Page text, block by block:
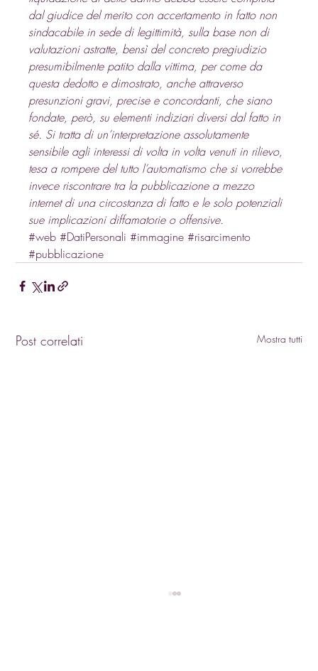
dal giudice del merito con accertamento in fatto non
sindacabile in sede di legittimità, sulla base non di
valutazioni astratte, bensì del concreto pregiudizio
presumibilmente patito dalla vittima, per come da
questa dedotto e dimostrato, anche attraverso
presunzioni gravi, precise e concordanti, che siano
fondate, però, su elementi indiziari diversi dal fatto in
sé. Si tratta di un’interpretazione assolutamente
sensibile agli interessi di volta in volta venuti in rilievo,
tesa a rompere del tutto l’automatismo che si vorrebbe
invece riscontrare tra la pubblicazione a mezzo
internet di una circostanza di fatto e le solo potenziali
sue implicazioni diffamatorie o offensive.
#web #DatiPersonali #immagine #risarcimento
#pubblicazione
Post correlati Mostra tutti